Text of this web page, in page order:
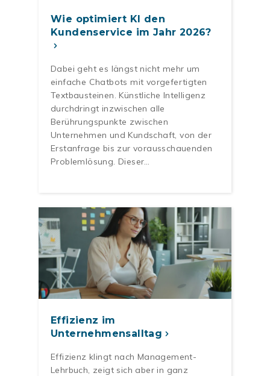
Wie optimiert KI den
Kundenservice im Jahr 2026?
Dabei geht es längst nicht mehr um
einfache Chatbots mit vorgefertigten
Textbausteinen. Künstliche Intelligenz
durchdringt inzwischen alle
Berührungspunkte zwischen
Unternehmen und Kundschaft, von der
Erstanfrage bis zur vorausschauenden
Problemlösung. Dieser…
Effizienz im
Unternehmensalltag
Effizienz klingt nach Management-
Lehrbuch, zeigt sich aber in ganz